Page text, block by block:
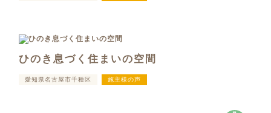
ひのき息づく住まいの空間
愛知県名古屋市千種区 施主様の声